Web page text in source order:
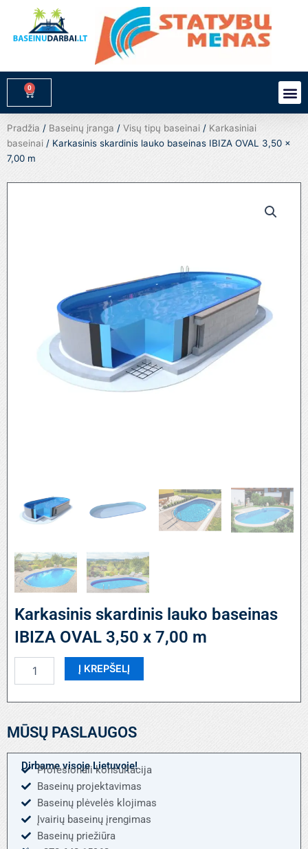
turinio
0
Cart
Pradžia / Baseinų įranga / Visų tipų baseinai / Karkasiniai
baseinai / Karkasinis skardinis lauko baseinas IBIZA OVAL 3,50 x
7,00 m
Karkasinis skardinis lauko baseinas
IBIZA OVAL 3,50 x 7,00 m
kiekis:
skardinis
baseinas
OVAL
3,50
7,00
Į KREPŠELĮ
MŪSŲ PASLAUGOS
Dirbame visoje Lietuvoje!
Profesionali konsultacija
Baseinų projektavimas
Baseinų plėvelės klojimas
Įvairių baseinų įrengimas
Baseinų priežiūra